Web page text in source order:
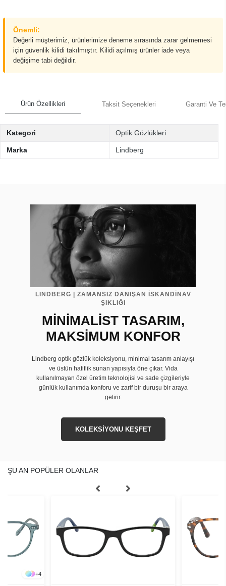
Önemli:
Değerli müşterimiz, ürünlerimize deneme sırasında zarar gelmemesi
için güvenlik kilidi takılmıştır. Kilidi açılmış ürünler iade veya
değişime tabi değildir.
Ürün Özellikleri Taksit Seçenekleri Garanti Ve
Kategori Optik Gözlükleri
Marka Lindberg
LINDBERG | ZAMANSIZ DANIŞAN İSKANDİNAV
ŞIKLIĞI
MİNİMALİST TASARIM,
MAKSİMUM KONFOR
Lindberg optik gözlük koleksiyonu, minimal tasarım anlayışı
ve üstün hafiflik sunan yapısıyla öne çıkar. Vida
kullanılmayan özel üretim teknolojisi ve sade çizgileriyle
günlük kullanımda konforu ve zarif bir duruşu bir araya
getirir.
KOLEKSİYONU KEŞFET
ŞU AN POPÜLER OLANLAR
+4